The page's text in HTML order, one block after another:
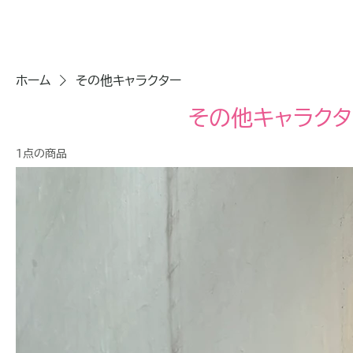
ホーム その他キャラクター
その他キャラク
1点の商品